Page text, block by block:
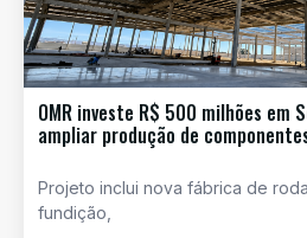
OMR investe R$ 500 milhões em
ampliar produção de
Projeto inclui nova fábrica de
fundição,